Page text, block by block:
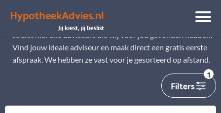
HypotheekAdvies.nl
Jij kiest, jij beslist
Alle adviseurs
Je ziet hier alle adviseurs die wij voor jou gevonden hebben.
Vind jouw ideale adviseur en maak direct een gratis eerste
afspraak. We hebben ze vast voor je gesorteerd op afstand.
Filters
1